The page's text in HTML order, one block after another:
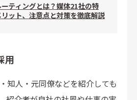
ティングとは？媒体21社の特
ット、注意点と対策を徹底解説
用
知人・元同僚などを紹介しても